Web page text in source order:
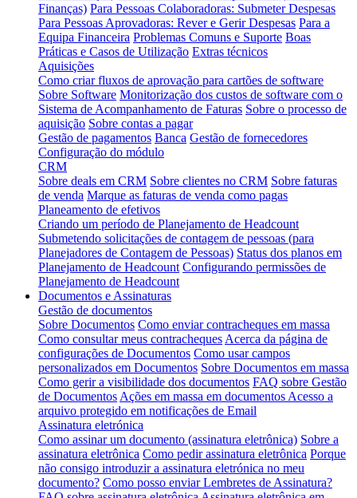
Finanças) Para Pessoas Colaboradoras: Submeter Despesas
Para Pessoas Aprovadoras: Rever e Gerir Despesas Para a
Equipa Financeira Problemas Comuns e Suporte Boas
Práticas e Casos de Utilização Extras técnicos
Aquisições
Como criar fluxos de aprovação para cartões de software
Sobre Software Monitorização dos custos de software com o
Sistema de Acompanhamento de Faturas Sobre o processo de
aquisição Sobre contas a pagar
Gestão de pagamentos Banca Gestão de fornecedores
Configuração do módulo
CRM
Sobre deals em CRM Sobre clientes no CRM Sobre faturas
de venda Marque as faturas de venda como pagas
Planeamento de efetivos
Criando um período de Planejamento de Headcount
Submetendo solicitações de contagem de pessoas (para
Planejadores de Contagem de Pessoas) Status dos planos em
Planejamento de Headcount Configurando permissões de
Planejamento de Headcount
Documentos e Assinaturas
Gestão de documentos
Sobre Documentos Como enviar contracheques em massa
Como consultar meus contracheques Acerca da página de
configurações de Documentos Como usar campos
personalizados em Documentos Sobre Documentos em massa
Como gerir a visibilidade dos documentos FAQ sobre Gestão
de Documentos Ações em massa em documentos Acesso a
arquivo protegido em notificações de Email
Assinatura eletrónica
Como assinar um documento (assinatura eletrônica) Sobre a
assinatura eletrônica Como pedir assinatura eletrônica Porque
não consigo introduzir a assinatura eletrónica no meu
documento? Como posso enviar Lembretes de Assinatura?